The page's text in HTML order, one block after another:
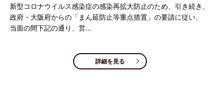
新型コロナウイルス感染症の感染再拡大防止のため、引き続き、
政府・大阪府からの「まん延防止等重点措置」の要請に従い、
当面の間下記の通り、営…
詳細を見る